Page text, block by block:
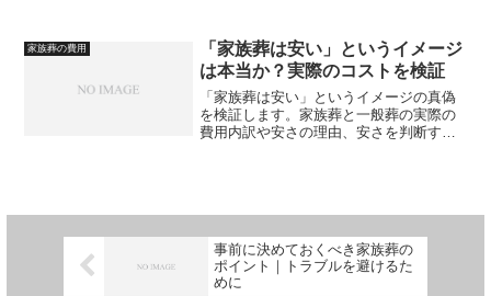
家族葬の費用
「家族葬は安い」というイメージ
は本当か？実際のコストを検証
「家族葬は安い」というイメージの真偽
を検証します。家族葬と一般葬の実際の
費用内訳や安さの理由、安さを判断する
事前に決めておくべき家族葬の
ポイント｜トラブルを避けるた
めに